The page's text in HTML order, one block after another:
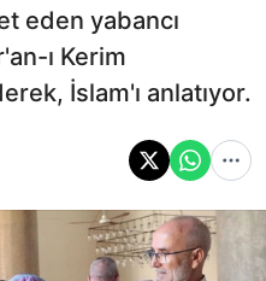
eden yabancı
ı Kerim
İslam'ı anlatıyor.